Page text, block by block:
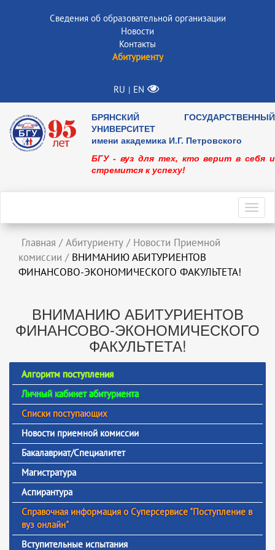
Сведения об образовательной организации
Новости
Контакты
Абитуриенту
RU | EN
БРЯНСКИЙ ГОСУДАРСТВЕННЫЙ
УНИВЕРСИТЕТ
имени академика И.Г. Петровского
БГУ - вуз для тех, кто верит в себя и
стремится к успеху!
Главная / Абитуриенту / Новости Приемной
комиссии / ВНИМАНИЮ АБИТУРИЕНТОВ
ФИНАНСОВО-ЭКОНОМИЧЕСКОГО ФАКУЛЬТЕТА!
ВНИМАНИЮ АБИТУРИЕНТОВ
ФИНАНСОВО-ЭКОНОМИЧЕСКОГО
ФАКУЛЬТЕТА!
Алгоритм поступления
Личный кабинет абитуриента
Списки поступающих
Новости приемной комиссии
Бакалавриат/Специалитет
Магистратура
Аспирантура
Справочная информация о Суперсервисе "Поступление в
вуз онлайн"
Вступительные испытания